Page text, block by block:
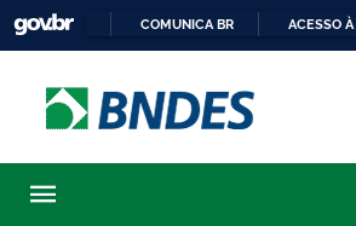
COMUNICA BR ACESSO